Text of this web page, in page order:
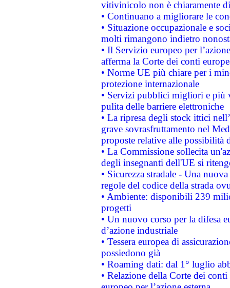
vitivinicolo non è chiaramente
• Continuano a migliorare le
• Situazione occupazionale e
molti rimangono indietro
• Il Servizio europeo per
afferma la Corte dei conti
• Norme UE più chiare per i
protezione internazionale
• Servizi pubblici migliori e più
pulita delle barriere elettroniche
• La ripresa degli stock ittici
grave sovrasfruttamento nel
proposte relative alle possibilità
• La Commissione sollecita
degli insegnanti dell'UE si
• Sicurezza stradale - Una
regole del codice della strada
• Ambiente: disponibili 239
progetti
• Un nuovo corso per la difesa
d’azione industriale
• Tessera europea di
possiedono già
• Roaming dati: dal 1° luglio
• Relazione della Corte dei